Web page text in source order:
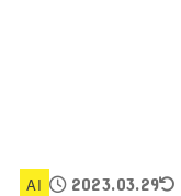
AI 2023.03.29